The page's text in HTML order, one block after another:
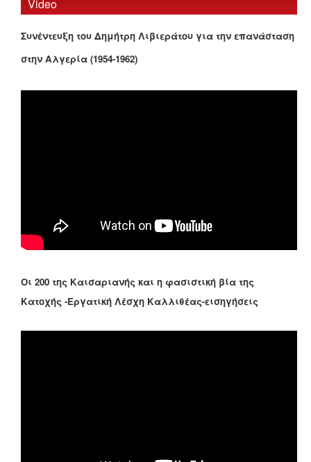
Video
Συνέντευξη του Δημήτρη Λιβιεράτου για την επανάσταση
στην Αλγερία (1954-1962)
Οι 200 της Καισαριανής και η φασιστική βία της
Κατοχής -Εργατική Λέσχη Καλλιθέας-εισηγήσεις